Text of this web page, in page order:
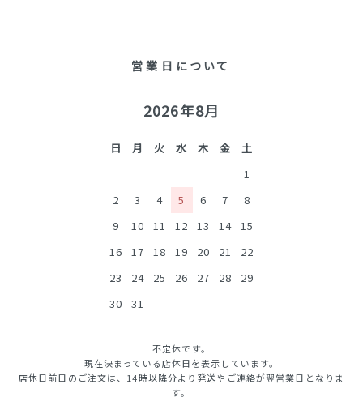
営業日について
2026年8月
日 月 火 水 木 金
土
1
2
3 4 5 6 7
8
9
10 11 12 13 14
15
16
17 18 19 20 21
22
23
24 25 26 27 28
29
30
31
不定休です。
現在決まっている店休日を表示しています。
店休日前日のご注文は、14時以降分より発送やご連絡が翌営業日となりま
す。